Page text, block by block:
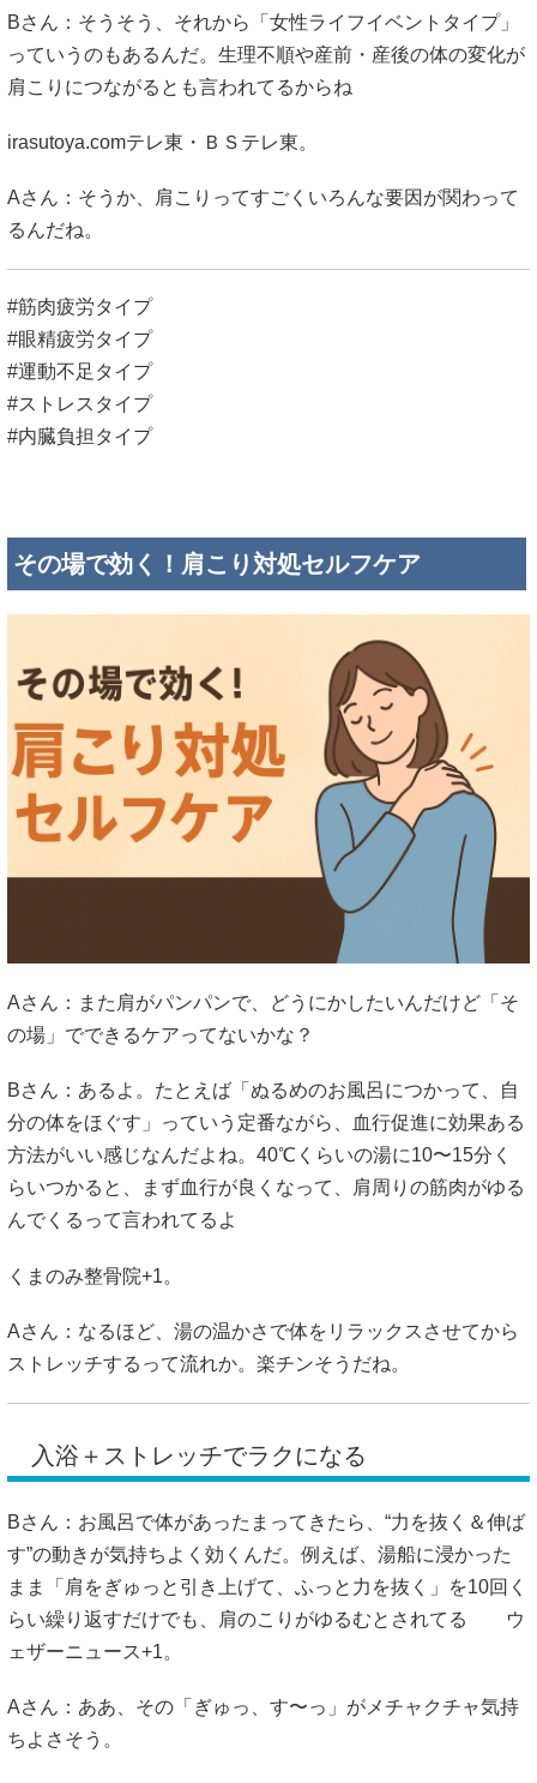
Bさん：そうそう、それから「女性ライフイベントタイプ」
っていうのもあるんだ。生理不順や産前・産後の体の変化が
肩こりにつながるとも言われてるからね
irasutoya.comテレ東・ＢＳテレ東。
Aさん：そうか、肩こりってすごくいろんな要因が関わって
るんだね。
#筋肉疲労タイプ
#眼精疲労タイプ
#運動不足タイプ
#ストレスタイプ
#内臓負担タイプ
その場で効く！肩こり対処セルフケア
Aさん：また肩がパンパンで、どうにかしたいんだけど「そ
の場」でできるケアってないかな？
Bさん：あるよ。たとえば「ぬるめのお風呂につかって、自
分の体をほぐす」っていう定番ながら、血行促進に効果ある
方法がいい感じなんだよね。40℃くらいの湯に10〜15分く
らいつかると、まず血行が良くなって、肩周りの筋肉がゆる
んでくるって言われてるよ
くまのみ整骨院+1。
Aさん：なるほど、湯の温かさで体をリラックスさせてから
ストレッチするって流れか。楽チンそうだね。
入浴＋ストレッチでラクになる
Bさん：お風呂で体があったまってきたら、“力を抜く＆伸ば
す”の動きが気持ちよく効くんだ。例えば、湯船に浸かった
まま「肩をぎゅっと引き上げて、ふっと力を抜く」を10回く
らい繰り返すだけでも、肩のこりがゆるむとされてる
ウ
ェザーニュース+1。
Aさん：ああ、その「ぎゅっ、す〜っ」がメチャクチャ気持
ちよさそう。